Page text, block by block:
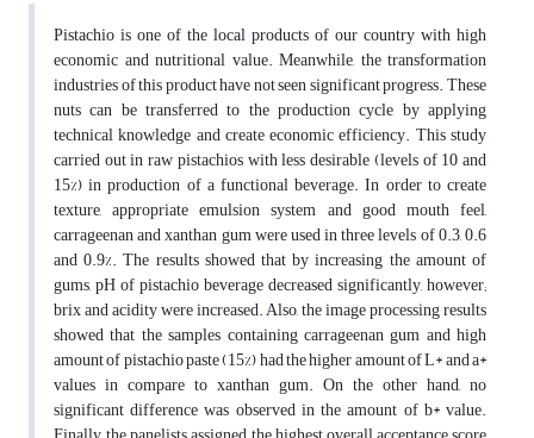
Pistachio is one of the local products of our country with high
economic and nutritional value. Meanwhile, the transformation
industries of this product have not seen significant progress. These
nuts can be transferred to the production cycle by applying
technical knowledge and create economic efficiency. This study
carried out in raw pistachios with less desirable (levels of 10 and
15%) in production of a functional beverage. In order to create
texture, appropriate emulsion system and good mouth feel,
carrageenan and xanthan gum were used in three levels of 0.3, 0.6
and 0.9%. The results showed that by increasing the amount of
gums, pH of pistachio beverage decreased significantly, however;
brix and acidity were increased. Also, the image processing results
showed that the samples containing carrageenan gum and high
amount of pistachio paste (15%) had the higher amount of L* and a*
values in compare to xanthan gum. On the other hand, no
significant difference was observed in the amount of b* value.